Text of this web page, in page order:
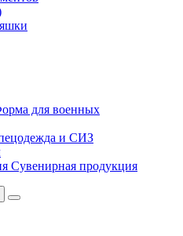
для военных
и СИЗ
Сувенирная продукция